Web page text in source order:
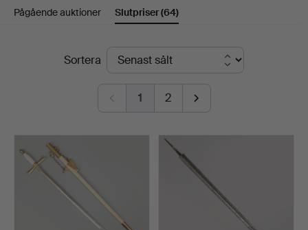
Auktioner
Malmö
Pågående auktioner Slutpriser(64)
SlutpriserSortera
1 2